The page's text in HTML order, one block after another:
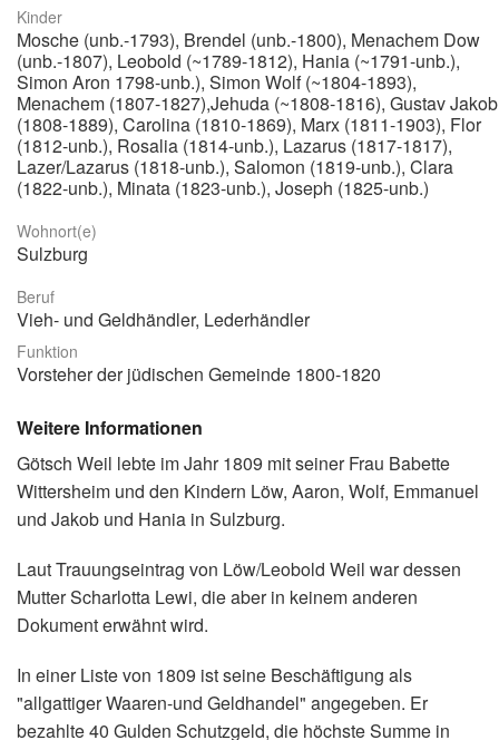
Kinder
Mosche (unb.-1793), Brendel (unb.-1800), Menachem Dow
(unb.-1807), Leobold (~1789-1812), Hania (~1791-unb.),
Simon Aron 1798-unb.), Simon Wolf (~1804-1893),
Menachem (1807-1827),Jehuda (~1808-1816), Gustav Jakob
(1808-1889), Carolina (1810-1869), Marx (1811-1903), Flor
(1812-unb.), Rosalia (1814-unb.), Lazarus (1817-1817),
Lazer/Lazarus (1818-unb.), Salomon (1819-unb.), Clara
(1822-unb.), Minata (1823-unb.), Joseph (1825-unb.)
Wohnort(e)
Sulzburg
Beruf
Vieh- und Geldhändler, Lederhändler
Funktion
Vorsteher der jüdischen Gemeinde 1800-1820
Weitere Informationen
Götsch Weil lebte im Jahr 1809 mit seiner Frau Babette
Wittersheim und den Kindern Löw, Aaron, Wolf, Emmanuel
und Jakob und Hania in Sulzburg.
Laut Trauungseintrag von Löw/Leobold Weil war dessen
Mutter Scharlotta Lewi, die aber in keinem anderen
Dokument erwähnt wird.
In einer Liste von 1809 ist seine Beschäftigung als
"allgattiger Waaren-und Geldhandel" angegeben. Er
bezahlte 40 Gulden Schutzgeld, die höchste Summe in